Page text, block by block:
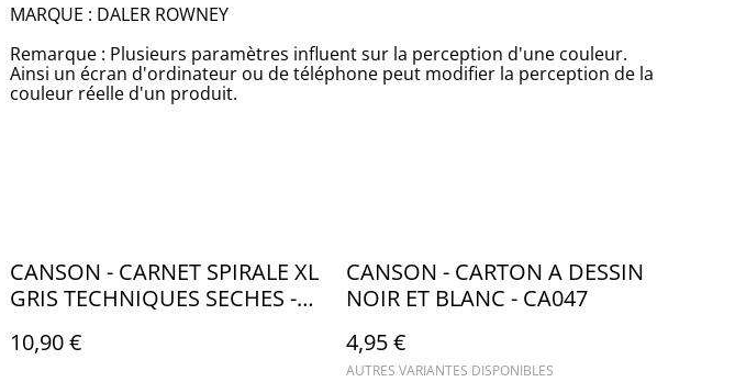
MARQUE : DALER ROWNEY
Remarque : Plusieurs paramètres influent sur la perception d'une couleur.
Ainsi un écran d'ordinateur ou de téléphone peut modifier la perception de la
couleur réelle d'un produit.
CANSON - CARNET SPIRALE XL
GRIS TECHNIQUES SECHES -
10,90 €
CANSON - CARTON A DESSIN
NOIR ET BLANC - CA047
4,95 €
AUTRES VARIANTES DISPONIBLES